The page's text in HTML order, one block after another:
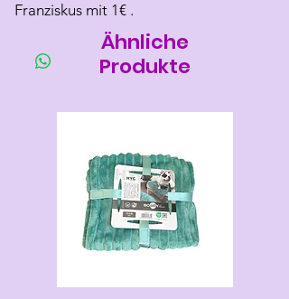
Franziskus mit 1€ .
Ähnliche
Produkte